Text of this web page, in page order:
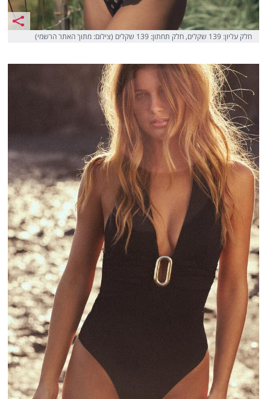
חלק עליון: 139 שקלים, חלק תחתון: 139 שקלים (צילום: מתוך האתר הרשמי)